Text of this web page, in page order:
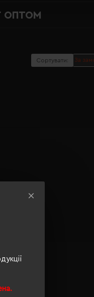
оптом
Сортувати: